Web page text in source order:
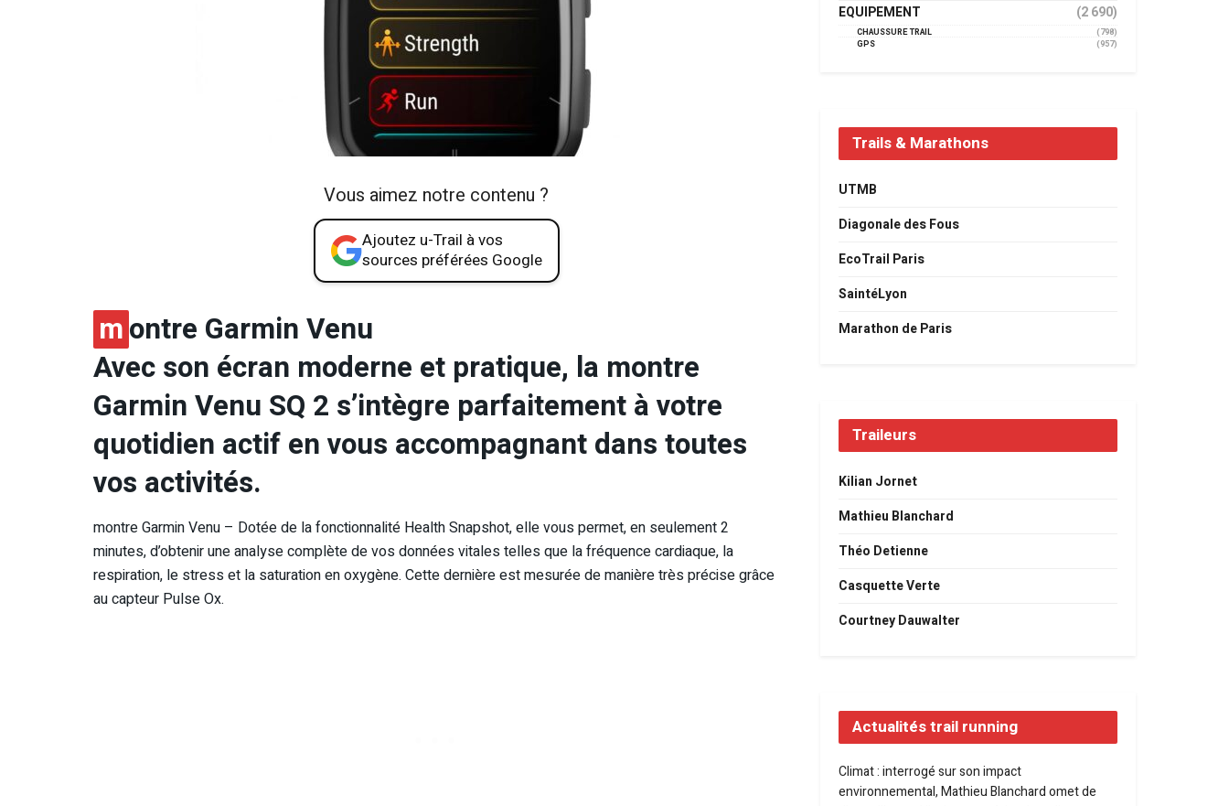
Vous aimez notre contenu ?
Ajoutez u-Trail à vos
sources préférées Google
montre Garmin Venu
Avec son écran moderne et pratique, la montre
Garmin Venu SQ 2 s’intègre parfaitement à votre
quotidien actif en vous accompagnant dans toutes
vos activités.
montre Garmin Venu – Dotée de la fonctionnalité Health Snapshot, elle vous permet, en seulement 2
minutes, d’obtenir une analyse complète de vos données vitales telles que la fréquence cardiaque, la
respiration, le stress et la saturation en oxygène. Cette dernière est mesurée de manière très précise grâce
au capteur Pulse Ox.
EQUIPEMENT (2 690)
CHAUSSURE TRAIL
(798)
GPS
(957)
Trails & Marathons
UTMB
Diagonale des Fous
EcoTrail Paris
SaintéLyon
Marathon de Paris
Traileurs
Kilian Jornet
Mathieu Blanchard
Théo Detienne
Casquette Verte
Courtney Dauwalter
Actualités trail running
Climat : interrogé sur son impact
environnemental, Mathieu Blanchard omet de